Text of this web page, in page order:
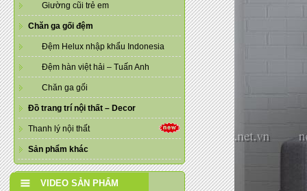
Giường cũi trẻ em
Chăn ga gối đệm
Đệm Helux nhập khẩu Indonesia
Đệm hàn việt hải – Tuấn Anh
Chăn ga gối
Đồ trang trí nội thất – Decor
Thanh lý nội thất
Sản phẩm khác
VIDEO SẢN PHẨM